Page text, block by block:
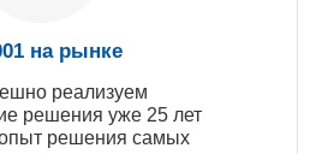
на рынке
реализуем
решения уже 25 лет
решения самых